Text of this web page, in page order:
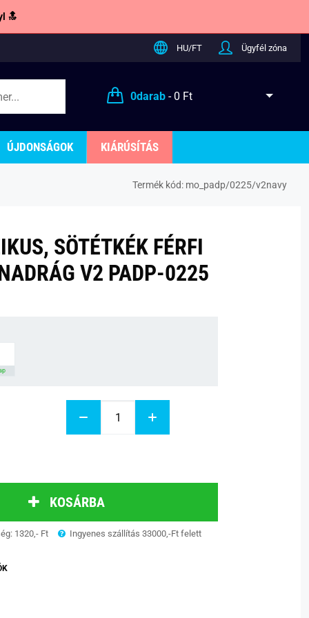
🔝
HU/FT Ügyfél zóna
0darab- 0 Ft
ÚJDONSÁGOK KIÁRÚSÍTÁS
Termék kód: mo_padp/0225/v2navy
SÖTÉTKÉK FÉRFI
V2 PADP-0225
KOSÁRBA
1320,- Ft Ingyenes szállítás 33000,-Ft felett